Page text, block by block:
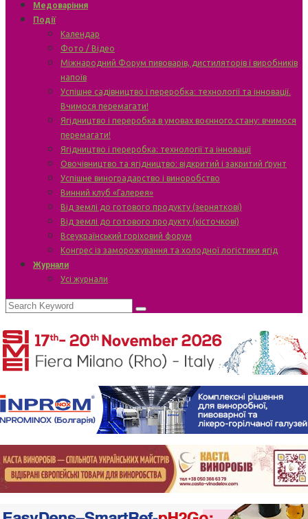
Медоваріння
Події
Календар
Фото / Відео
Міжнародний Форум пивоварів, дистиляторів і виробників
напоїв
Успішне садівництво і переробка: технології та інновації.
Вчимося перемагати!
Ягідництво і переробка в умовах воєнного стану: вчимося
перемагати!
Ягідництво і переробка: технології та інновації
Овочівництво та ягідництво: відкритий і закритий ґрунт
Успішне виноградарство і виноробство
Винний клуб «Галерея»
Від землі до готового продукту (зерняткові)
Від землі до готового продукту (кісточкові)
Всеукраїнський горіховий форум
Конгрес із заморожування та холодної логістики ягід
Журнали
Усі журнали